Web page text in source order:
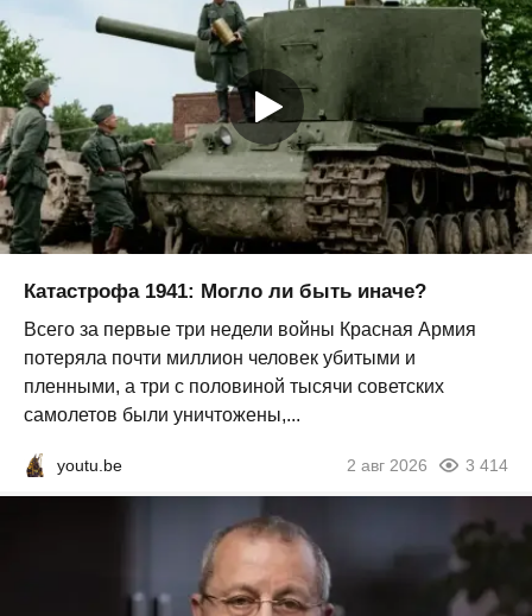
Катастрофа 1941: Могло ли быть иначе?
Всего за первые три недели войны Красная Армия
потеряла почти миллион человек убитыми и
пленными, а три с половиной тысячи советских
самолетов были уничтожены,...
youtu.be 2 авг 2026 3 414